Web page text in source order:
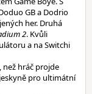
GB a Dodrio
her. Druhá
2. Kvůli
a na Switchi
než hráč projde
pro ultimátní